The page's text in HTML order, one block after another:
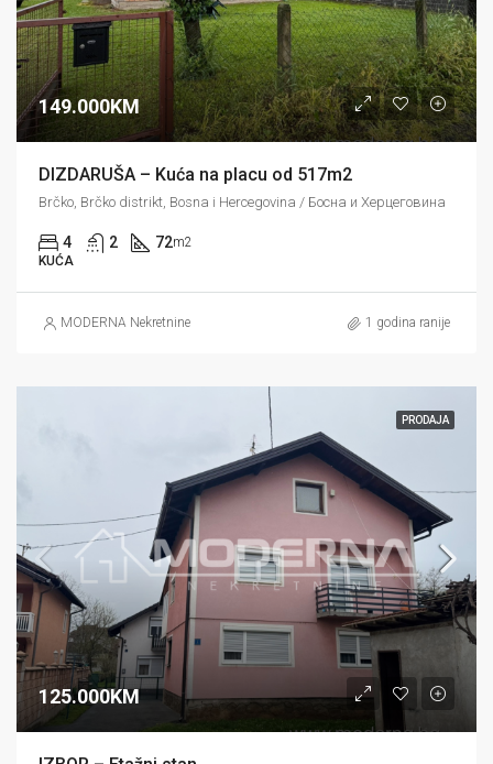
149.000KM
DIZDARUŠA – Kuća na placu od 517m2
Brčko, Brčko distrikt, Bosna i Hercegovina / Босна и Херцеговина
4 2 72m2
KUĆA
MODERNA Nekretnine 1 godina ranije
PRODAJA
125.000KM